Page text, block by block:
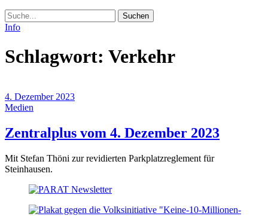
Suche
Info
Schlagwort: Verkehr
4. Dezember 2023
Medien
Zentralplus vom 4. Dezember 2023(4.
Mit Stefan Thöni zur revidierten Parkplatzreglement für
Steinhausen.